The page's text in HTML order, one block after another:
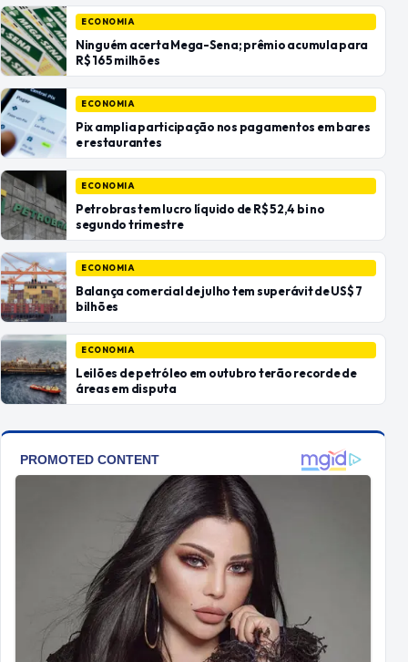
ECONOMIA
Ninguém acerta Mega-Sena; prêmio acumula para
R$ 165 milhões
ECONOMIA
Pix amplia participação nos pagamentos em bares
e restaurantes
ECONOMIA
Petrobras tem lucro líquido de R$ 52,4 bi no
segundo trimestre
ECONOMIA
Balança comercial de julho tem superávit de US$ 7
bilhões
ECONOMIA
Leilões de petróleo em outubro terão recorde de
áreas em disputa